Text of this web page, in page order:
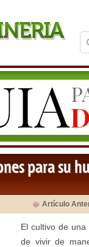
para su
Artículo
El cultivo de
de vivir de